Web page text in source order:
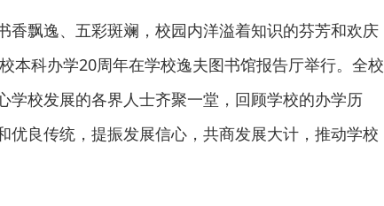
香飘逸、五彩斑斓，校园内洋溢着知识的芬芳和欢庆
本科办学20周年在学校逸夫图书馆报告厅举行。全校
学校发展的各界人士齐聚一堂，回顾学校的办学历
优良传统，提振发展信心，共商发展大计，推动学校